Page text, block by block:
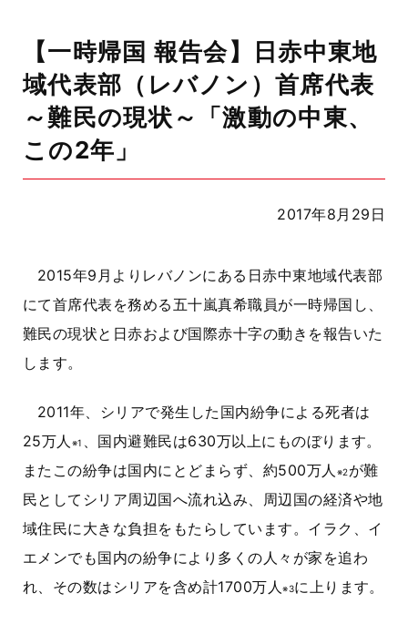
【一時帰国 報告会】日赤中東地
域代表部（レバノン）首席代表
～難民の現状～「激動の中東、
この2年」
2017年8月29日
2015年9月よりレバノンにある日赤中東地域代表部
にて首席代表を務める五十嵐真希職員が一時帰国し、
難民の現状と日赤および国際赤十字の動きを報告いた
します。
2011年、シリアで発生した国内紛争による死者は
25万人 ※1 、国内避難民は630万以上にものぼります。
またこの紛争は国内にとどまらず、約500万人 ※2が難
民としてシリア周辺国へ流れ込み、周辺国の経済や地
域住民に大きな負担をもたらしています。イラク、イ
エメンでも国内の紛争により多くの人々が家を追わ
れ、その数はシリアを含め計1700万人※3に上ります。